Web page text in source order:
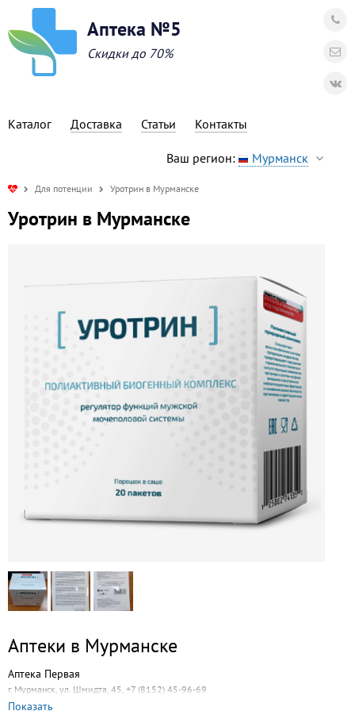
Аптека №5
Скидки до 70%
Каталог Доставка Статьи Контакты
Ваш регион: Мурманск
Для потенции Уротрин в Мурманске
Уротрин в Мурманске
Аптеки в Мурманске
Аптека Первая
г. Мурманск, ул. Шмидта, 45, +7 (8152) 45-96-69
Показать